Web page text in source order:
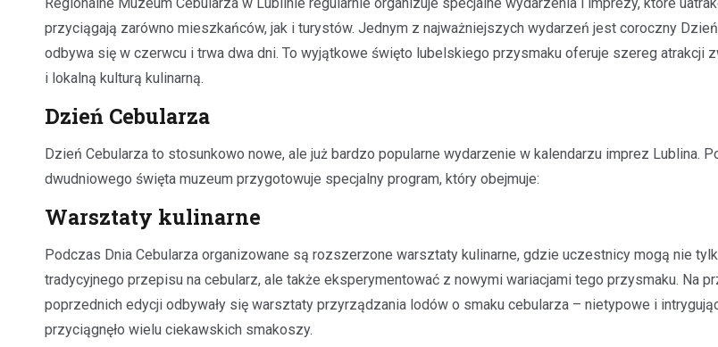
przyciągają zarówno mieszkańców, jak i turystów. Jednym z najważniejszych wydarzeń jest coroczny
odbywa się w czerwcu i trwa dwa dni. To wyjątkowe święto lubelskiego przysmaku oferuje szereg atrakcji
i lokalną kulturą kulinarną.
Dzień Cebularza
Dzień Cebularza to stosunkowo nowe, ale już bardzo popularne wydarzenie w kalendarzu imprez Lublina.
dwudniowego święta muzeum przygotowuje specjalny program, który obejmuje:
Warsztaty kulinarne
Podczas Dnia Cebularza organizowane są rozszerzone warsztaty kulinarne, gdzie uczestnicy mogą nie
tradycyjnego przepisu na cebularz, ale także eksperymentować z nowymi wariacjami tego przysmaku. Na
poprzednich edycji odbywały się warsztaty przyrządzania lodów o smaku cebularza – nietypowe i
przyciągnęło wielu ciekawskich smakoszy.